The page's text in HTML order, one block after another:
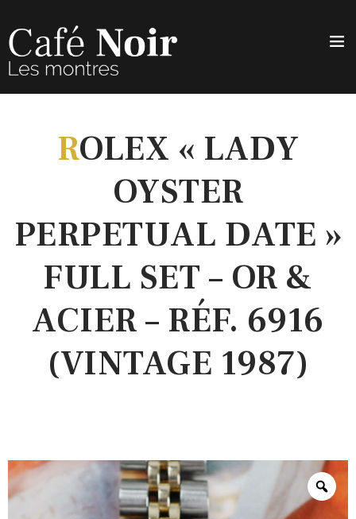
ROLEX « LADY
OYSTER
PERPETUAL DATE »
FULL SET – OR &
ACIER – RÉF. 6916
(VINTAGE 1987)